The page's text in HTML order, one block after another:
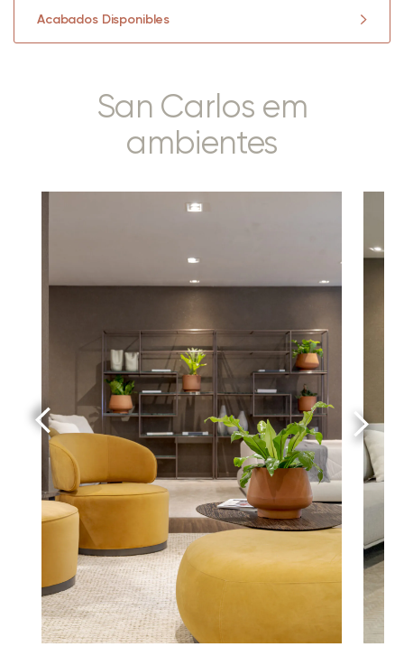
Acabados Disponibles
San Carlos em
ambientes